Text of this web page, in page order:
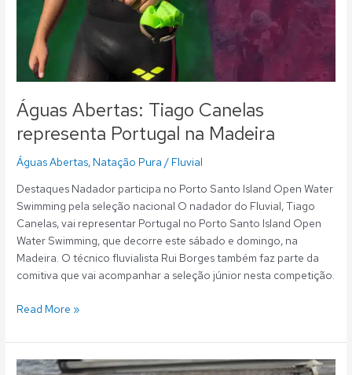
Águas Abertas: Tiago Canelas
representa Portugal na Madeira
Águas Abertas, Natação Pura / Fluvial
Destaques Nadador participa no Porto Santo Island Open Water
Swimming pela seleção nacional O nadador do Fluvial, Tiago
Canelas, vai representar Portugal no Porto Santo Island Open
Water Swimming, que decorre este sábado e domingo, na
Madeira. O técnico fluvialista Rui Borges também faz parte da
comitiva que vai acompanhar a seleção júnior nesta competição.
Read More »
Águas